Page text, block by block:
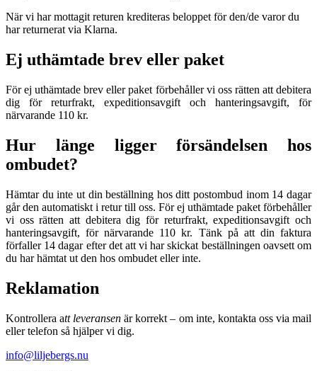
När vi har mottagit returen krediteras beloppet för den/de varor du
har returnerat via Klarna.
Ej uthämtade brev eller paket
För ej uthämtade brev eller paket förbehåller vi oss rätten att debitera
dig för returfrakt, expeditionsavgift och hanteringsavgift, för
närvarande 110 kr.
Hur länge ligger försändelsen hos
ombudet?
Hämtar du inte ut din beställning hos ditt postombud inom 14 dagar
går den automatiskt i retur till oss. För ej uthämtade paket förbehåller
vi oss rätten att debitera dig för returfrakt, expeditionsavgift och
hanteringsavgift, för närvarande 110 kr. Tänk på att din faktura
förfaller 14 dagar efter det att vi har skickat beställningen oavsett om
du har hämtat ut den hos ombudet eller inte.
Reklamation
Kontrollera att leveransen är korrekt – om inte, kontakta oss via mail
eller telefon så hjälper vi dig.
info@liljebergs.nu